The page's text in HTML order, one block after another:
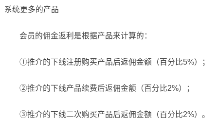
系统更多的产品
会员的佣金返利是根据产品来计算的：
①推介的下线注册购买产品后返佣金额（百分比5%）；
②推介的下线产品续费后返佣金额（百分比2%）；
③推介的下线二次购买产品后返佣金额（百分比2%）。